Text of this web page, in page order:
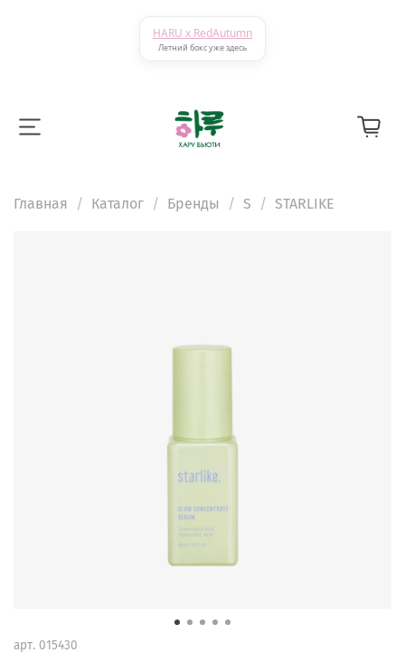
HARU x RedAutumn
Летний бокс уже здесь
Главная Каталог Бренды S STARLIKE
арт. 015430